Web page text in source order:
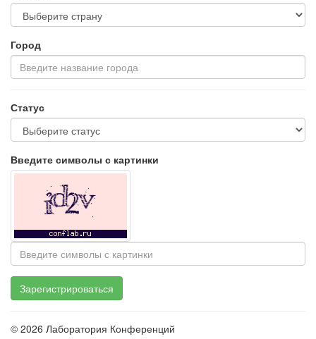
Город
Статус
Введите символы с картинки
© 2026 Лаборатория Конференций